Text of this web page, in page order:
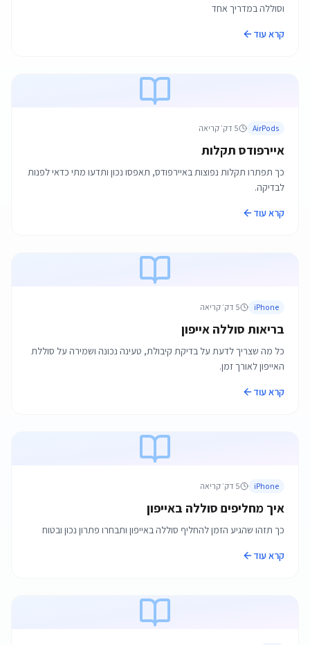
וסוללה במדריך אחד
קרא עוד
AirPods
5 דק׳ קריאה
איירפודס תקלות
כך תפתרו תקלות נפוצות באיירפודס, תאפסו נכון ותדעו מתי כדאי לפנות
לבדיקה.
קרא עוד
iPhone
5 דק׳ קריאה
בריאות סוללה אייפון
כל מה שצריך לדעת על בדיקת קיבולת, טעינה נכונה ושמירה על סוללת
האייפון לאורך זמן.
קרא עוד
iPhone
5 דק׳ קריאה
איך מחליפים סוללה באייפון
כך תזהו שהגיע הזמן להחליף סוללה באייפון ותבחרו פתרון נכון ובטוח
קרא עוד